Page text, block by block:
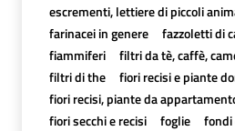
escrementi, lettiere di piccoli
farinacei in genere
fazzoletti di
fiammiferi
filtri da tè, caffè,
filtri di the
fiori recisi e piante
fiori recisi, piante da
fiori secchi e recisi
foglie
fondi